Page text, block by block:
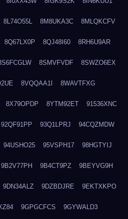
8L74O55L 8M8UKA3C 8MLQKCFV
8Q67LX0P 8QJ48I60 8RH6U9AR
8SMVFVDF 8SWZO6EX
8VQQAA1I 8WAVTFXG
8X79OPDP 8YTM92ET 91536XNC
92QF91PP 93Q1LPRJ 94CQZMDW
94USHO25 95VSPH17 98HGTYIJ
9B2V77PH 9B4CT9PZ 9BEYVG9H
9DN34ALZ 9DZBDJRE 9EKTXKPO
9GPGCFCS 9GYWALD3